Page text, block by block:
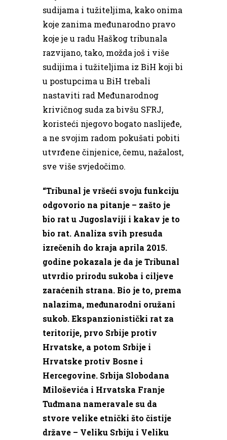
sudijama i tužiteljima, kako onima
koje zanima međunarodno pravo
koje je u radu Haškog tribunala
razvijano, tako, možda još i više
sudijima i tužiteljima iz BiH koji bi
u postupcima u BiH trebali
nastaviti rad Međunarodnog
krivičnog suda za bivšu SFRJ,
koristeći njegovo bogato naslijeđe,
a ne svojim radom pokušati pobiti
utvrđene činjenice, čemu, nažalost,
sve više svjedočimo.
“Tribunal je vršeći svoju funkciju
odgovorio na pitanje – zašto je
bio rat u Jugoslaviji i kakav je to
bio rat. Analiza svih presuda
izrečenih do kraja aprila 2015.
godine pokazala je da je Tribunal
utvrdio prirodu sukoba i ciljeve
zaraćenih strana. Bio je to, prema
nalazima, međunarodni oružani
sukob. Ekspanzionistički rat za
teritorije, prvo Srbije protiv
Hrvatske, a potom Srbije i
Hrvatske protiv Bosne i
Hercegovine. Srbija Slobodana
Miloševića i Hrvatska Franje
Tuđmana nameravale su da
stvore velike etnički što čistije
države – Veliku Srbiju i Veliku